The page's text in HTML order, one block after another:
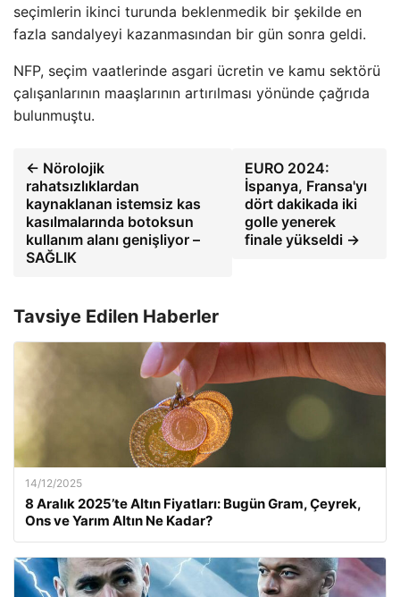
seçimlerin ikinci turunda beklenmedik bir şekilde en
fazla sandalyeyi kazanmasından bir gün sonra geldi.
NFP, seçim vaatlerinde asgari ücretin ve kamu sektörü
çalışanlarının maaşlarının artırılması yönünde çağrıda
bulunmuştu.
← Nörolojik
rahatsızlıklardan
kaynaklanan istemsiz kas
kasılmalarında botoksun
kullanım alanı genişliyor –
SAĞLIK
EURO 2024:
İspanya, Fransa'yı
dört dakikada iki
golle yenerek
finale yükseldi →
Tavsiye Edilen Haberler
14/12/2025
8 Aralık 2025’te Altın Fiyatları: Bugün Gram, Çeyrek,
Ons ve Yarım Altın Ne Kadar?